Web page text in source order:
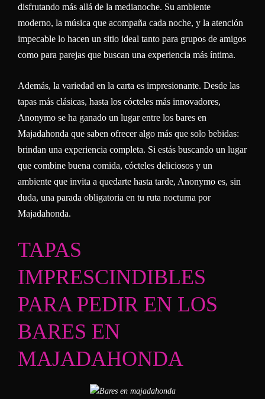
disfrutando más allá de la medianoche. Su ambiente
moderno, la música que acompaña cada noche, y la atención
impecable lo hacen un sitio ideal tanto para grupos de amigos
como para parejas que buscan una experiencia más íntima.
Además, la variedad en la carta es impresionante. Desde las
tapas más clásicas, hasta los cócteles más innovadores,
Anonymo se ha ganado un lugar entre los bares en
Majadahonda que saben ofrecer algo más que solo bebidas:
brindan una experiencia completa. Si estás buscando un lugar
que combine buena comida, cócteles deliciosos y un
ambiente que invita a quedarte hasta tarde, Anonymo es, sin
duda, una parada obligatoria en tu ruta nocturna por
Majadahonda.
TAPAS
IMPRESCINDIBLES
PARA PEDIR EN LOS
BARES EN
MAJADAHONDA